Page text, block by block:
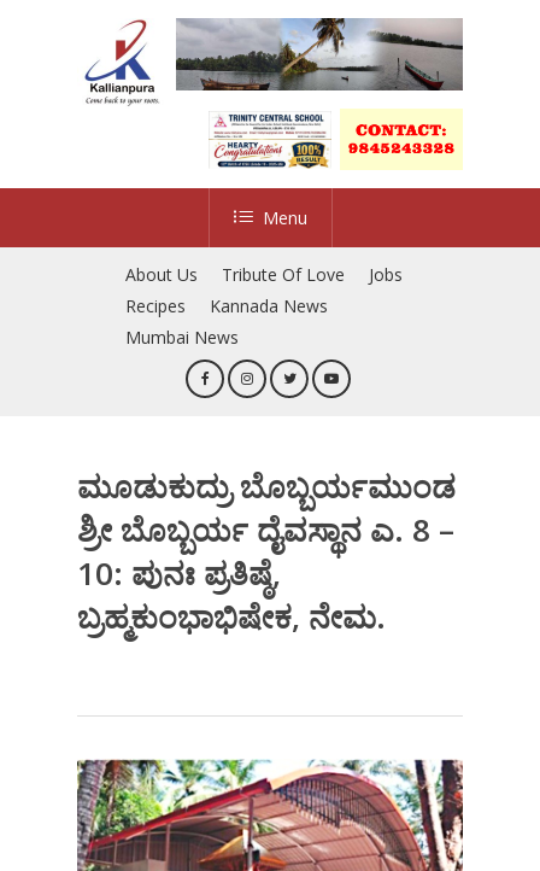
Menu
About Us Tribute Of Love
Jobs
Recipes
Kannada News
Mumbai News
ಮೂಡುಕುದ್ರು ಬೊಬ್ಬರ್ಯಮುಂಡ
ಶ್ರೀ ಬೊಬ್ಬರ್ಯ ದೈವಸ್ಥಾನ ಎ. 8 –
10: ಪುನಃ ಪ್ರತಿಷ್ಠೆ,
ಬ್ರಹ್ಮಕುಂಭಾಭಿಷೇಕ, ನೇಮ.